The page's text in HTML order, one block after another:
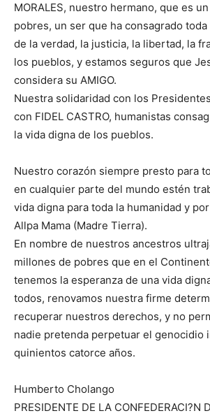
MORALES, nuestro hermano, que es
pobres, un ser que ha consagrado
de la verdad, la justicia, la libertad, la
los pueblos, y estamos seguros que
considera su AMIGO.
Nuestra solidaridad con los
con FIDEL CASTRO, humanistas
la vida digna de los pueblos.
Nuestro corazón siempre presto para
en cualquier parte del mundo estén
vida digna para toda la humanidad y
Allpa Mama (Madre Tierra).
En nombre de nuestros ancestros
millones de pobres que en el
tenemos la esperanza de una vida
todos, renovamos nuestra firme
recuperar nuestros derechos, y no
nadie pretenda perpetuar el genocidio
quinientos catorce años.
Humberto Cholango
PRESIDENTE DE LA CONFEDERACI?N